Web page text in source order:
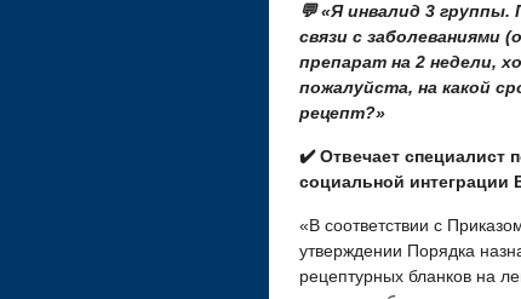
💬 «Я инвалид 3
связи с заболеваниями
препарат на 2 недели,
пожалуйста, на какой
рецепт?»
✔️ Отвечает специалист
социальной интеграции
«В соответствии с
утверждении Порядка
рецептурных бланков на